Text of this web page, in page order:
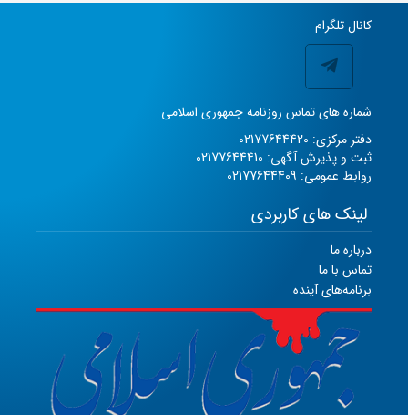
کانال تلگرام
شماره های تماس روزنامه جمهوری اسلامی
دفتر مرکزی: 02177644420
ثبت و پذیرش آگهی: 02177644410
روابط عمومی: 02177644409
لینک های کاربردی
درباره ما
تماس با ما
برنامه‌های آینده